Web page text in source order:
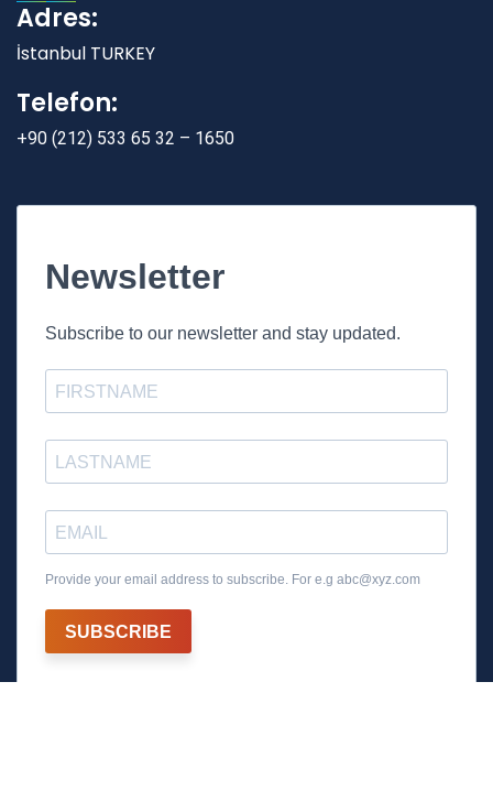
Adres:
İstanbul TURKEY
Telefon:
+90 (212) 533 65 32 – 1650
Newsletter
Subscribe to our newsletter and stay updated.
Provide your email address to subscribe. For e.g abc@xyz.com
SUBSCRIBE